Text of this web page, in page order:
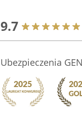
9.7
Ubezpieczenia